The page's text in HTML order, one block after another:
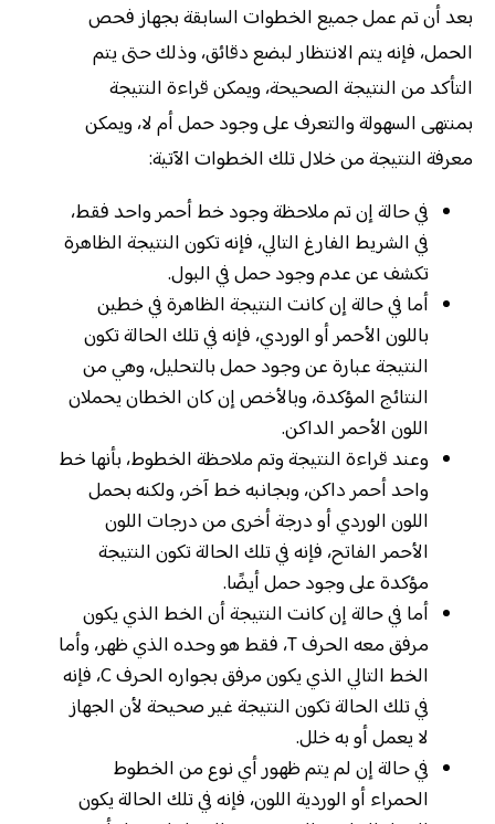
بعد أن تم عمل جميع الخطوات السابقة بجهاز فحص
الحمل، فإنه يتم الانتظار لبضع دقائق، وذلك حتى يتم
التأكد من النتيجة الصحيحة، ويمكن قراءة النتيجة
بمنتهى السهولة والتعرف على وجود حمل أم لا، ويمكن
معرفة النتيجة من خلال تلك الخطوات الآتية:
في حالة إن تم ملاحظة وجود خط أحمر واحد فقط،
في الشريط الفارغ التالي، فإنه تكون النتيجة الظاهرة
تكشف عن عدم وجود حمل في البول.
أما في حالة إن كانت النتيجة الظاهرة في خطين
باللون الأحمر أو الوردي، فإنه في تلك الحالة تكون
النتيجة عبارة عن وجود حمل بالتحليل، وهي من
النتائج المؤكدة، وبالأخص إن كان الخطان يحملان
اللون الأحمر الداكن.
وعند قراءة النتيجة وتم ملاحظة الخطوط، بأنها خط
واحد أحمر داكن، وبجانبه خط آخر، ولكنه بحمل
اللون الوردي أو درجة أخرى من درجات اللون
الأحمر الفاتح، فإنه في تلك الحالة تكون النتيجة
مؤكدة على وجود حمل أيضًا.
أما في حالة إن كانت النتيجة أن الخط الذي يكون
مرفق معه الحرف T، فقط هو وحده الذي ظهر، وأما
الخط التالي الذي يكون مرفق بجواره الحرف C، فإنه
في تلك الحالة تكون النتيجة غير صحيحة لأن الجهاز
لا يعمل أو به خلل.
في حالة إن لم يتم ظهور أي نوع من الخطوط
الحمراء أو الوردية اللون، فإنه في تلك الحالة يكون